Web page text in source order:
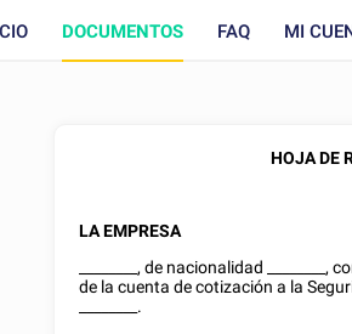
DOCUMENTOS FAQ MI
HOJA DE
LA EMPRESA
, de nacionalidad ,
de la cuenta de cotización a la
.